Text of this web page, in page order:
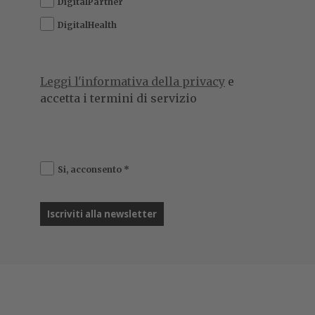
DigitalHealth
Leggi l'informativa della privacy e
accetta i termini di servizio
Si, acconsento *